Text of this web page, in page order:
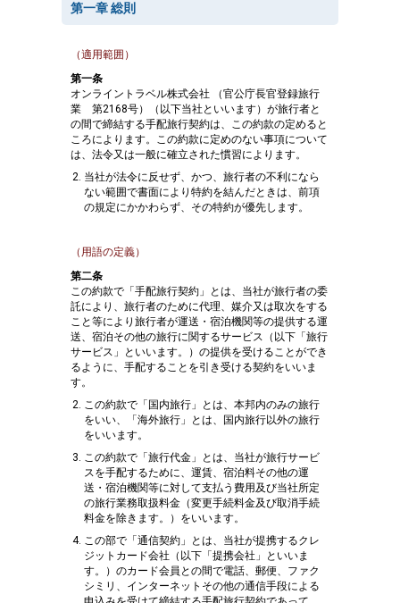
第一章 総則
（適用範囲）
第一条
オンライントラベル株式会社 （官公庁長官登録旅行
業 第2168号）（以下当社といいます）が旅行者と
の間で締結する手配旅行契約は、この約款の定めると
ころによります。この約款に定めのない事項について
は、法令又は一般に確立された慣習によります。
当社が法令に反せず、かつ、旅行者の不利になら
ない範囲で書面により特約を結んだときは、前項
の規定にかかわらず、その特約が優先します。
（用語の定義）
第二条
この約款で「手配旅行契約」とは、当社が旅行者の委
託により、旅行者のために代理、媒介又は取次をする
こと等により旅行者が運送・宿泊機関等の提供する運
送、宿泊その他の旅行に関するサービス（以下「旅行
サービス」といいます。）の提供を受けることができ
るように、手配することを引き受ける契約をいいま
す。
この約款で「国内旅行」とは、本邦内のみの旅行
をいい、「海外旅行」とは、国内旅行以外の旅行
をいいます。
この約款で「旅行代金」とは、当社が旅行サービ
スを手配するために、運賃、宿泊料その他の運
送・宿泊機関等に対して支払う費用及び当社所定
の旅行業務取扱料金（変更手続料金及び取消手続
料金を除きます。）をいいます。
この部で「通信契約」とは、当社が提携するクレ
ジットカード会社（以下「提携会社」といいま
す。）のカード会員との間で電話、郵便、ファク
シミリ、インターネットその他の通信手段による